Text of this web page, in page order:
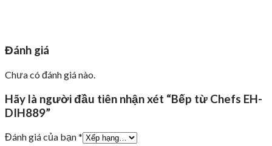
Đánh giá
Chưa có đánh giá nào.
Hãy là người đầu tiên nhận xét “Bếp từ Chefs EH-
DIH889”
Đánh giá của bạn*